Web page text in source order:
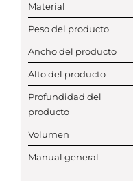
Material
Peso del producto
Ancho del producto
Alto del producto
Profundidad del
producto
Volumen
Manual general